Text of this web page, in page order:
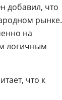
добавил, что
рынке.
на
логичным
что к